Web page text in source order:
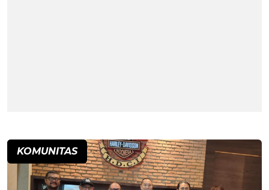
KOMUNITAS